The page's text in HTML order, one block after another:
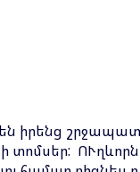
իրենց շրջապատի
տոմսեր: